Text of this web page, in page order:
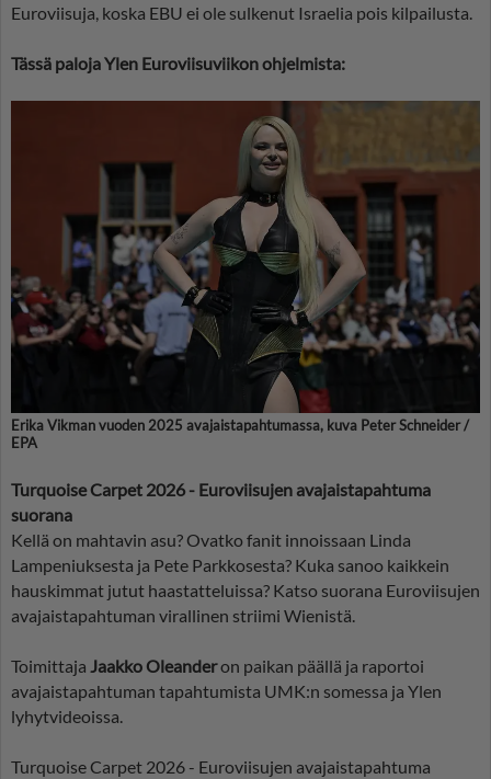
Euroviisuja, koska EBU ei ole sulkenut Israelia pois kilpailusta.
Tässä paloja Ylen Euroviisuviikon ohjelmista:
Erika Vikman vuoden 2025 avajaistapahtumassa, kuva Peter Schneider /
EPA
Turquoise Carpet 2026 - Euroviisujen avajaistapahtuma
suorana
Kellä on mahtavin asu? Ovatko fanit innoissaan Linda
Lampeniuksesta ja Pete Parkkosesta? Kuka sanoo kaikkein
hauskimmat jutut haastatteluissa? Katso suorana Euroviisujen
avajaistapahtuman virallinen striimi Wienistä.
Toimittaja Jaakko Oleanderon paikan päällä ja raportoi
avajaistapahtuman tapahtumista UMK:n somessa ja Ylen
lyhytvideoissa.
Turquoise Carpet 2026 - Euroviisujen avajaistapahtuma